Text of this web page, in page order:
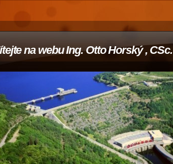
na webu Ing. Otto Horský , CSc.